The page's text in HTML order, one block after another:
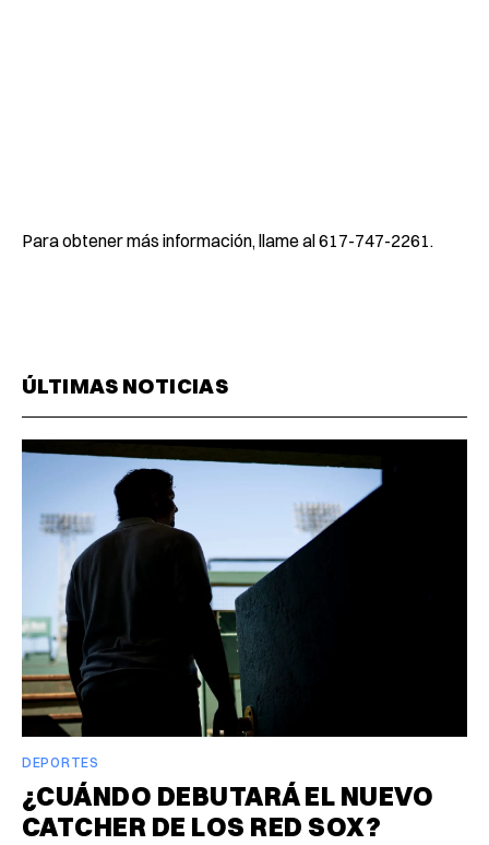
Para obtener más información, llame al 617-747-2261.
ÚLTIMAS NOTICIAS
DEPORTES
¿CUÁNDO DEBUTARÁ EL NUEVO
CATCHER DE LOS RED SOX?